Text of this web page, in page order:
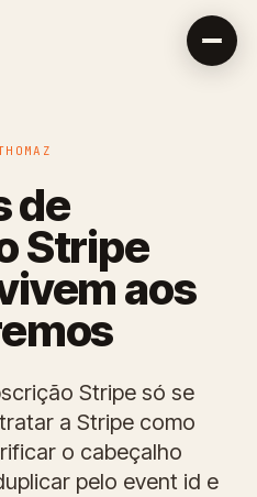
de
Stripe
aos
Stripe só se
a Stripe como
o cabeçalho
pelo event id e